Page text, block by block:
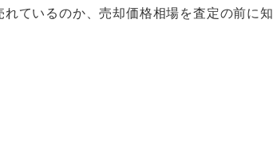
ているのか、売却価格相場を査定の前に